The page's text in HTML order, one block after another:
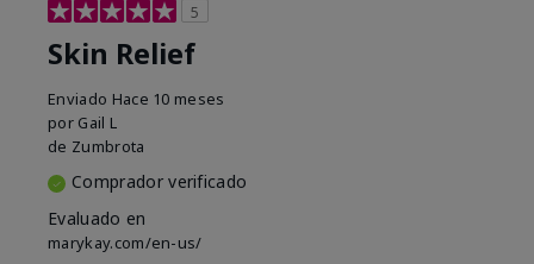
5
Skin Relief
Enviado Hace 10 meses
por Gail L
de Zumbrota
Comprador verificado
Evaluado en
marykay.com/en-us/